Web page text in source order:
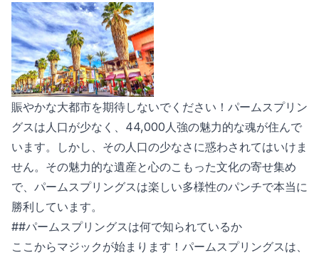
賑やかな大都市を期待しないでください！パームスプリン
グスは人口が少なく、44,000人強の魅力的な魂が住んで
います。しかし、その人口の少なさに惑わされてはいけま
せん。その魅力的な遺産と心のこもった文化の寄せ集め
で、パームスプリングスは楽しい多様性のパンチで本当に
勝利しています。
##パームスプリングスは何で知られているか
ここからマジックが始まります！パームスプリングスは、